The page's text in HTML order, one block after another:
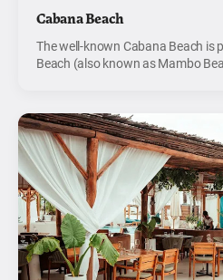
Cabana Beach
The well-known Cabana Beach is
Beach (also known as Mambo